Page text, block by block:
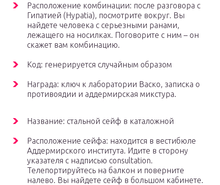
Расположение комбинации: после разговора с
Гипатией (Hypatia), посмотрите вокруг. Вы
найдете человека с серьезными ранами,
лежащего на носилках. Поговорите с ним – он
скажет вам комбинацию.
Код: генерируется случайным образом
Награда: ключ к лаборатории Васко, записка о
противоядии и аддермирская микстура.
Название: стальной сейф в каталожной
Расположение сейфа: находится в вестибюле
Аддермирского института. Идите в сторону
указателя с надписью consultation.
Телепортируйтесь на балкон и поверните
налево. Вы найдете сейф в большом кабинете.